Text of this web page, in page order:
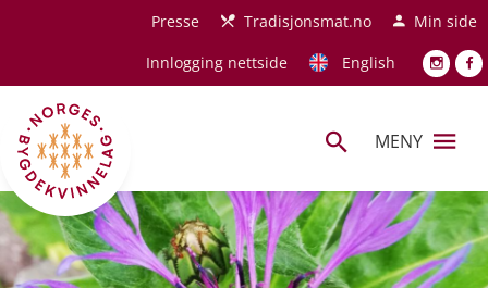
Hopp til hovedinnholdPresse Tradisjonsmat.no
Min side
Innlogging nettside
English
MENY